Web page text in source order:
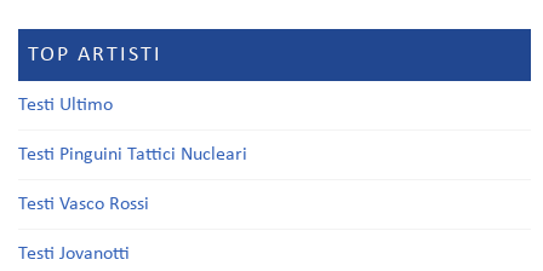
TOP ARTISTI
Testi Ultimo
Testi Pinguini Tattici Nucleari
Testi Vasco Rossi
Testi Jovanotti